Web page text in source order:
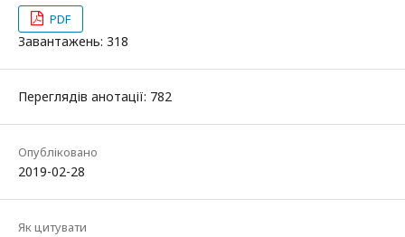
PDF
Завантажень: 318
Переглядів анотації: 782
Опубліковано
2019-02-28
Як цитувати